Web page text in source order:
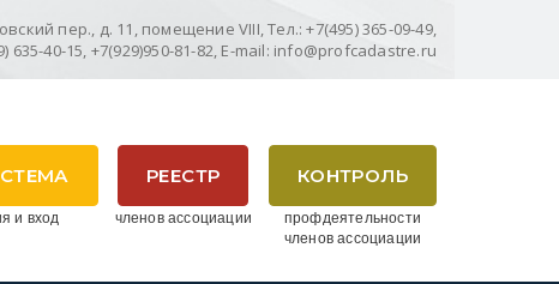
пер., д. 11, помещение VIII, Тел.: +7(495) 365-09-49,
635-40-15, +7(929)950-81-82, E-mail: info@profcadastre.ru
КОНТРОЛЬ
профдеятельности
членов ассоциации
РЕЕСТР
членов ассоциации
и вход